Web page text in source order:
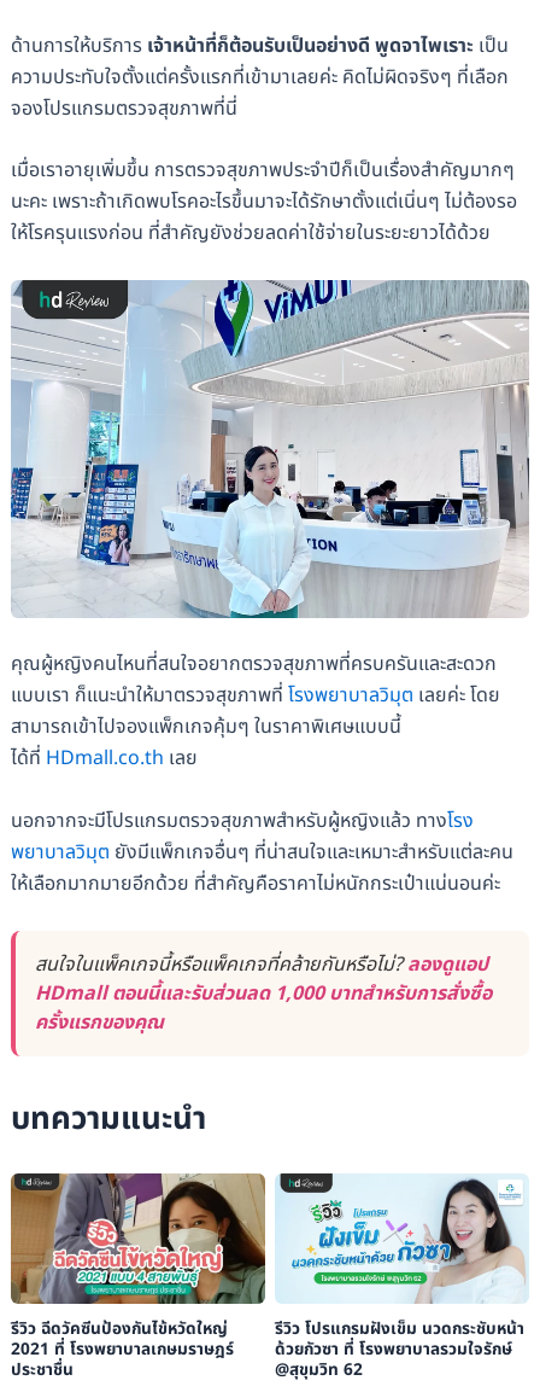
ด้านการให้บริการ เจ้าหน้าที่ก็ต้อนรับเป็นอย่างดี พูดจาไพเราะ เป็น
ความประทับใจตั้งแต่ครั้งแรกที่เข้ามาเลยค่ะ คิดไม่ผิดจริงๆ ที่เลือก
จองโปรแกรมตรวจสุขภาพที่นี่
เมื่อเราอายุเพิ่มขึ้น การตรวจสุขภาพประจำปีก็เป็นเรื่องสำคัญมากๆ
นะคะ เพราะถ้าเกิดพบโรคอะไรขึ้นมาจะได้รักษาตั้งแต่เนิ่นๆ ไม่ต้องรอ
ให้โรครุนแรงก่อน ที่สำคัญยังช่วยลดค่าใช้จ่ายในระยะยาวได้ด้วย
คุณผู้หญิงคนไหนที่สนใจอยากตรวจสุขภาพที่ครบครันและสะดวก
แบบเรา ก็แนะนำให้มาตรวจสุขภาพที่ โรงพยาบาลวิมุต เลยค่ะ โดย
สามารถเข้าไปจองแพ็กเกจคุ้มๆ ในราคาพิเศษแบบนี้
ได้ที่ HDmall.co.th เลย
นอกจากจะมีโปรแกรมตรวจสุขภาพสำหรับผู้หญิงแล้ว ทางโรง
พยาบาลวิมุต ยังมีแพ็กเกจอื่นๆ ที่น่าสนใจและเหมาะสำหรับแต่ละคน
ให้เลือกมากมายอีกด้วย ที่สำคัญคือราคาไม่หนักกระเป๋าแน่นอนค่ะ
สนใจในแพ็คเกจนี้หรือแพ็คเกจที่คล้ายกันหรือไม่?ลองดูแอป
HDmall ตอนนี้และรับส่วนลด 1,000 บาทสำหรับการสั่งซื้อ
ครั้งแรกของคุณ
บทความแนะนำ
รีวิว ฉีดวัคซีนป้องกันไข้หวัดใหญ่
2021 ที่ โรงพยาบาลเกษมราษฎร์
ประชาชื่น
รีวิว โปรแกรมฝังเข็ม นวดกระชับหน้า
ด้วยกัวซา ที่ โรงพยาบาลรวมใจรักษ์
@สุขุมวิท 62